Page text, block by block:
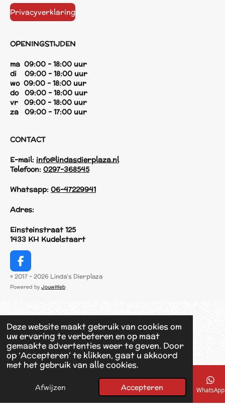
Deze website maakt gebruik van cookies om
uw ervaring te verbeteren en op maat
gemaakte advertenties weer te geven. Door
op ‘Accepteren’ te klikken, gaat u akkoord
met het gebruik van alle cookies.
Afwijzen Accepteren
Privacyverklaring
OPENINGSTIJDEN
ma 09:00 - 18:00 uur
di 09:00 - 18:00 uur
wo 09:00 - 18:00 uur
do 09:00 - 18:00 uur
vr 09:00 - 18:00 uur
za 09:00 - 17:00 uur
CONTACT
E-mail: info@lindasdierplaza.nl
Telefoon: 0297-368545
Whatsapp: 06-47229941
Adres:
Einsteinstraat 125
1433 KH Kudelstaart
F
a
c
o
o
k
© 2017 - 2026 Linda's Dierplaza
Powered by JouwWeb
E-mailadres Telefoonnummer Kaart Facebook WhatsApp